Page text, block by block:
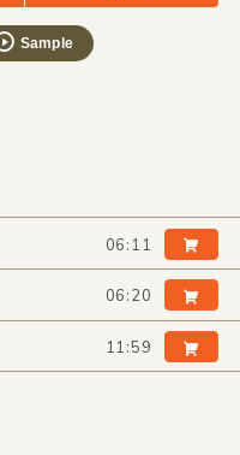
Sample
06:11
06:20
11:59